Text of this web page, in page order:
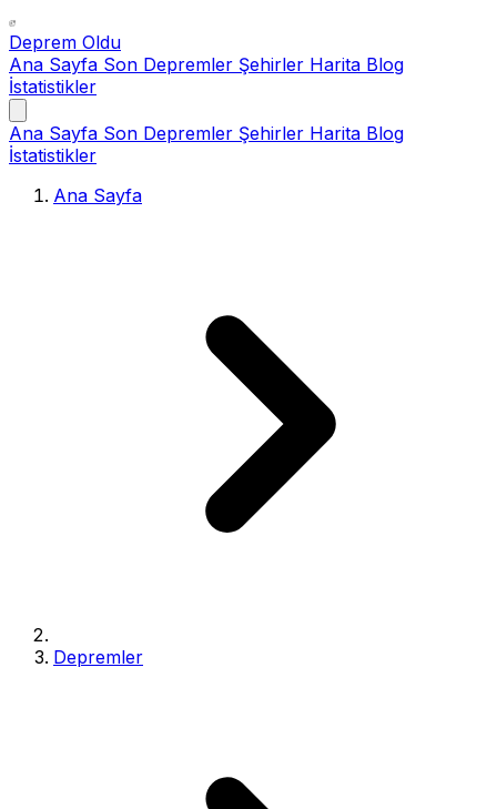
Deprem Oldu
Ana Sayfa Son Depremler Şehirler Harita Blog
İstatistikler
Ana Sayfa Son Depremler Şehirler Harita Blog
İstatistikler
Ana Sayfa
Depremler